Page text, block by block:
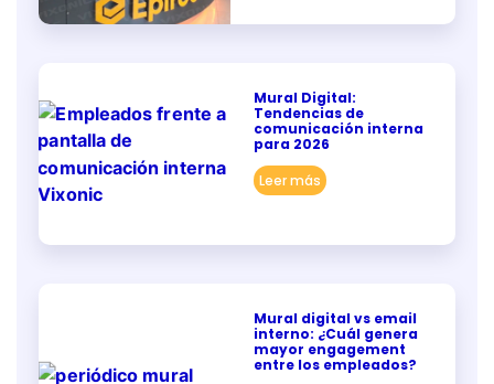
Mural Digital:
Tendencias de
comunicación interna
para 2026
Leer más
Mural digital vs email
interno: ¿Cuál genera
mayor engagement
entre los empleados?